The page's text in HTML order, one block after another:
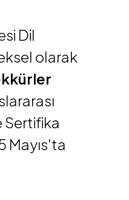
Dil
olarak
Sertifika
Mayıs'ta